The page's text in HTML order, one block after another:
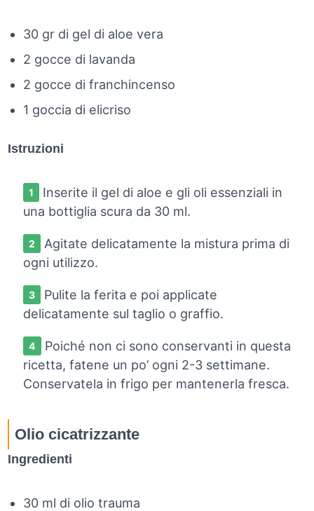
30 gr di gel di aloe vera
2 gocce di lavanda
2 gocce di franchincenso
1 goccia di elicriso
Istruzioni
Inserite il gel di aloe e gli oli essenziali in
una bottiglia scura da 30 ml.
Agitate delicatamente la mistura prima di
ogni utilizzo.
Pulite la ferita e poi applicate
delicatamente sul taglio o graffio.
Poiché non ci sono conservanti in questa
ricetta, fatene un po’ ogni 2-3 settimane.
Conservatela in frigo per mantenerla fresca.
Olio cicatrizzante
Ingredienti
30 ml di olio trauma